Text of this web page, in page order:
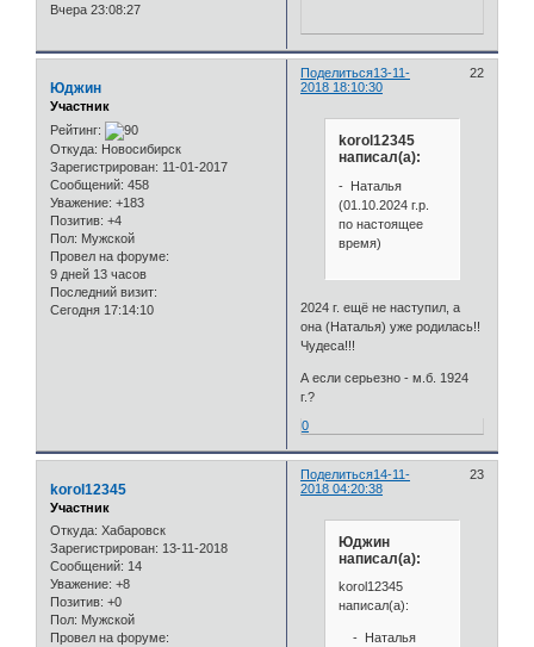
Вчера 23:08:27
Поделиться 22
13-11-
2018 18:10:30
Юджин
Участник
Рейтинг:
Откуда: Новосибирск
Зарегистрирован: 11-01-2017
Сообщений: 458
Уважение: +183
Позитив: +4
Пол: Мужской
Провел на форуме:
9 дней 13 часов
Последний визит:
Сегодня 17:14:10
korol12345
написал(а):
- Наталья
(01.10.2024 г.р.
по настоящее
время)
2024 г. ещё не наступил, а
она (Наталья) уже родилась!!
Чудеса!!!
А если серьезно - м.б. 1924
г.?
0
Поделиться 23
14-11-
2018 04:20:38
korol12345
Участник
Откуда: Хабаровск
Зарегистрирован: 13-11-2018
Сообщений: 14
Уважение: +8
Позитив: +0
Пол: Мужской
Провел на форуме:
Юджин
написал(а):
korol12345
написал(а):
- Наталья